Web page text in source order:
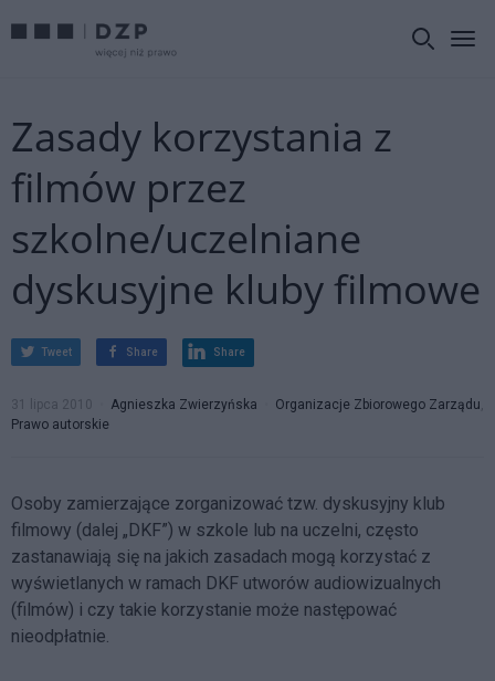
Zasady korzystania z
filmów przez
szkolne/uczelniane
dyskusyjne kluby filmowe
Tweet Share Share
31 lipca 2010 Agnieszka Zwierzyńska Organizacje Zbiorowego Zarządu,
Prawo autorskie
Osoby zamierzające zorganizować tzw. dyskusyjny klub
filmowy (dalej „DKF”) w szkole lub na uczelni, często
zastanawiają się na jakich zasadach mogą korzystać z
wyświetlanych w ramach DKF utworów audiowizualnych
(filmów) i czy takie korzystanie może następować
nieodpłatnie.